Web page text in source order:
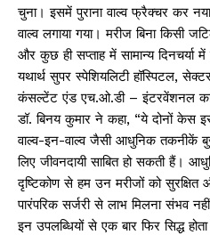
चुना। इसमें पुराना वाल्व फ्रैक्चर कर
वाल्व लगाया गया। मरीज बिना किसी
और कुछ ही सप्ताह में सामान्य दिनचर्या
यथार्थ सुपर स्पेशियलिटी हॉस्पिटल,
कंसल्टेंट ​एंड एच.ओ.डी – इंटरवेंशनल
डॉ. बिनय कुमार ने कहा, “ये दोनों केस
वाल्व-इन-वाल्व जैसी आधुनिक तकनीकें
लिए जीवनदायी साबित हो सकती हैं।
दृष्टिकोण से हम उन मरीजों को सुरक्षित
पारंपरिक सर्जरी से लाभ मिलना संभव नहीं
इन उपलब्धियों से एक बार फिर सिद्ध